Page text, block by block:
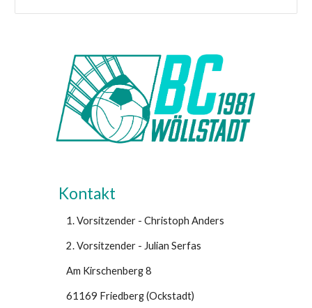
Kontakt
1. Vorsitzender - Christoph Anders
2. Vorsitzender - Julian Serfas
Am Kirschenberg 8
61169 Friedberg (Ockstadt)